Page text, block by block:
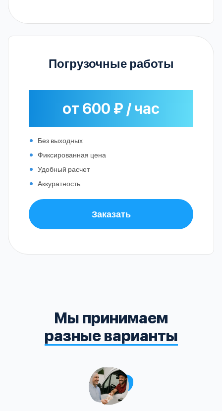
Погрузочные работы
от 600 ₽ / час
Без выходных
Фиксированная цена
Удобный расчет
Аккуратность
Заказать
Мы принимаем
разные варианты